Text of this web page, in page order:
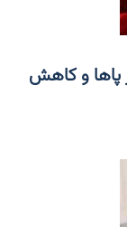
و کاهش